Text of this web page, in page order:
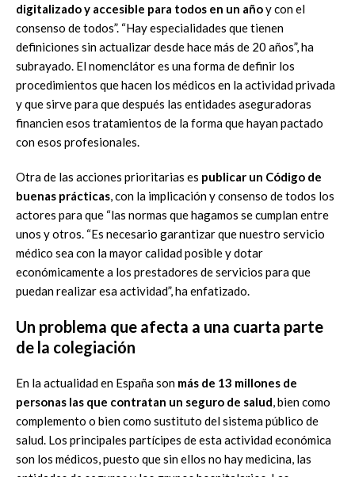
digitalizado y accesible para todos en un añoy con el
consenso de todos”. “Hay especialidades que tienen
definiciones sin actualizar desde hace más de 20 años”, ha
subrayado. El nomenclátor es una forma de definir los
procedimientos que hacen los médicos en la actividad privada
y que sirve para que después las entidades aseguradoras
financien esos tratamientos de la forma que hayan pactado
con esos profesionales.
Otra de las acciones prioritarias es publicar un Código de
buenas prácticas, con la implicación y consenso de todos los
actores para que “las normas que hagamos se cumplan entre
unos y otros. “Es necesario garantizar que nuestro servicio
médico sea con la mayor calidad posible y dotar
económicamente a los prestadores de servicios para que
puedan realizar esa actividad”, ha enfatizado.
Un problema que afecta a una cuarta parte
de la colegiación
En la actualidad en España son más de 13 millones de
personas las que contratan un seguro de salud, bien como
complemento o bien como sustituto del sistema público de
salud. Los principales partícipes de esta actividad económica
son los médicos, puesto que sin ellos no hay medicina, las